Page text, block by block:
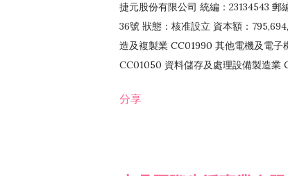
捷元股份有限公司 統編：23134543
36號 狀態：核准設立 資本額：
造及複製業 CC01990 其他電機及電
CC01050 資料儲存及處理設備製造業
CC01110 電腦及其週邊設備製造業
分享